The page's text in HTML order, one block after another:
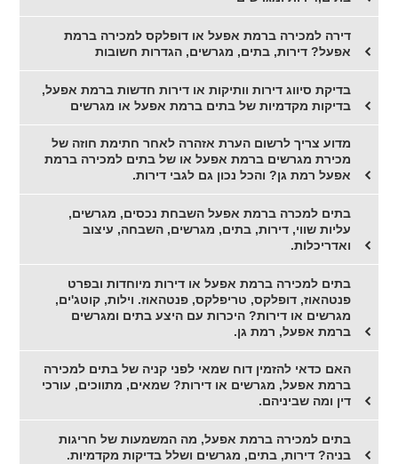
דירה למכירה ברמת אפעל או דופלקס למכירה ברמת
אפעל? דירות, בתים, מגרשים, הגדרות חשובות
בדיקת סיווג דירות וותיקות או דירות חדשות ברמת אפעל,
בדיקות מקדמיות של בתים ברמת אפעל או מגרשים
מדוע צריך לרשום הערת אזהרה לאחר חתימת חוזה של
מכירת מגרשים ברמת אפעל או של בתים למכירה ברמת
אפעל רמת גן? והכל נכון גם לגבי דירות.
בתים למכרה ברמת אפעל השבחת נכסים, מגרשים,
עליות שווי, דירות, בתים, מגרשים, השבחה, עיצוב
ואדריכלות.
בתים למכירה ברמת אפעל או דירות מיוחדות ובפרט
פנטהאוז, דופלקס, טריפלקס, פנטהאוז. וילות, קוטג'ים,
מגרשים או דירות? היכרות עם היצע בתים ומגרשים
ברמת אפעל, רמת גן.
האם כדאי להזמין דוח שמאי לפני קניה של בתים למכירה
ברמת אפעל, מגרשים או דירות? שמאים, מתווכים, עורכי
דין ומה שביניהם.
בתים למכירה ברמת אפעל, מה המשמעות של חריגות
בניה? דירות, בתים, מגרשים ושלל בדיקות מקדמיות.